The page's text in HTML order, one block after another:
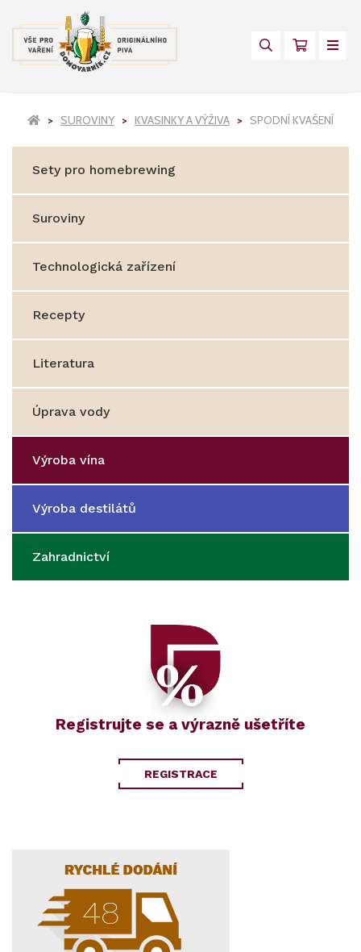
SUROVINY KVASINKY A VÝŽIVA SPODNÍ KVAŠENÍ
Sety pro homebrewing
Suroviny
Technologická zařízení
Recepty
Literatura
Úprava vody
Výroba vína
Výroba destilátů
Zahradnictví
Registrujte se a výrazně ušetříte
REGISTRACE